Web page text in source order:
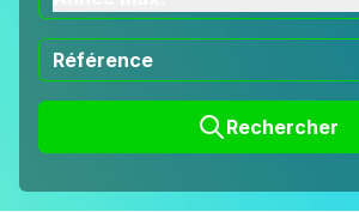
Rechercher